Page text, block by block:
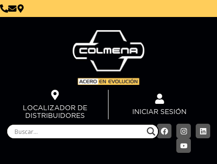
LOCALIZADOR DE
DISTRIBUIDORES
INICIAR SESIÓN